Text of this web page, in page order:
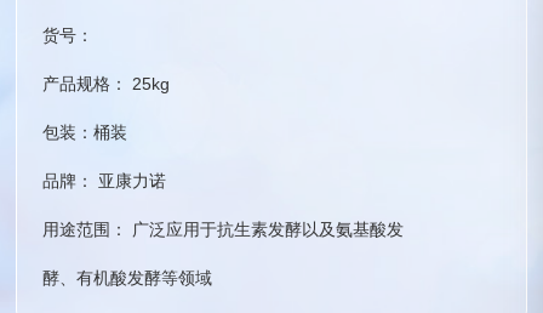
货号：
产品规格： 25kg
包装：桶装
品牌： 亚康力诺
用途范围： 广泛应用于抗生素发酵以及氨基酸发
酵、有机酸发酵等领域